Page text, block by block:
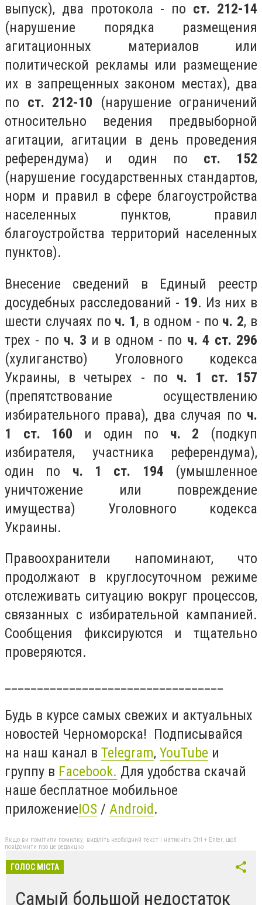
выпуск), два протокола - по ст. 212-14
(нарушение порядка размещения
агитационных материалов или
политической рекламы или размещение
их в запрещенных законом местах), два
по ст. 212-10 (нарушение ограничений
относительно ведения предвыборной
агитации, агитации в день проведения
референдума) и один по ст. 152
(нарушение государственных стандартов,
норм и правил в сфере благоустройства
населенных пунктов, правил
благоустройства территорий населенных
пунктов).
Внесение сведений в Единый реестр
досудебных расследований - 19. Из них в
шести случаях по ч. 1, в одном - по ч. 2, в
трех - по ч. 3 и в одном - по ч. 4 ст. 296
(хулиганство) Уголовного кодекса
Украины, в четырех - по ч. 1 ст. 157
(препятствование осуществлению
избирательного права), два случая по ч.
1 ст. 160 и один по ч. 2 (подкуп
избирателя, участника референдума),
один по ч. 1 ст. 194 (умышленное
уничтожение или повреждение
имущества) Уголовного кодекса
Украины.
Правоохранители напоминают, что
продолжают в круглосуточном режиме
отслеживать ситуацию вокруг процессов,
связанных с избирательной кампанией.
Сообщения фиксируются и тщательно
проверяются.
Будь в курсе самых свежих и актуальных
новостей Черноморска! Подписывайся
на наш канал в Telegram, YouTube и
группу в Facebook. Для удобства скачай
наше бесплатное мобильное
приложениеIOS / Android.
Якщо ви помітили помилку, виділіть необхідний текст і натисніть Ctrl + Enter, щоб
повідомити про це редакцію
ГОЛОС МІСТА
Самый большой недостаток